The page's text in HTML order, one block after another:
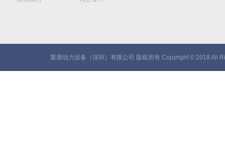
重康动力设备（深圳）有限公司 版权所有 Copyright © 2018 All